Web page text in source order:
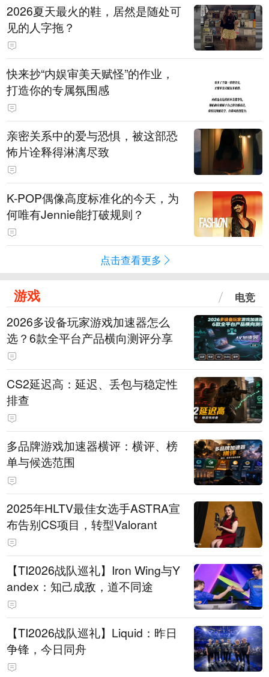
2026夏天最火的鞋，居然是随处可
见的人字拖？
快来抄“内娱审美天赋怪”的作业，
打造你的专属氛围感
亲密关系中的爱与恐惧，被这部恐
怖片诠释得淋漓尽致
K-POP偶像高度标准化的今天，为
何唯有Jennie能打破规则？
点击查看更多
游戏 电竞
2026多设备玩家游戏加速器怎么
选？6款全平台产品横向测评分享
CS2延迟高：延迟、丢包与稳定性
排查
多品牌游戏加速器横评：横评、榜
单与候选范围
2025年HLTV最佳女选手ASTRA宣
布告别CS项目，转型Valorant
【TI2026战队巡礼】Iron Wing与Y
andex：知己成敌，道不同途
【TI2026战队巡礼】Liquid：昨日
争锋，今日同舟